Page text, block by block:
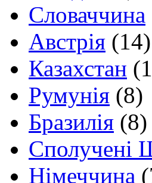
Словаччина
Австрія (14)
Казахстан
Румунія (8)
Бразилія (8)
Сполучені
Німеччина